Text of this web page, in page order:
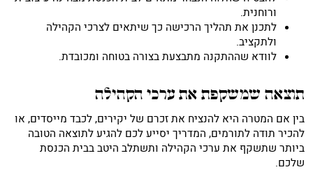
ורוחנית.
לתכנן את תהליך הרכישה כך שיתאים לצרכי הקהילה
ולתקציב.
לוודא שההתקנה מתבצעת בצורה בטוחה ומכובדת.
תוצאה שמשקפת את ערכי הקהילה
בין אם המטרה היא להנציח את זכרם של יקירים, לכבד מייסדים, או
להכיר תודה לתורמים, המדריך יסייע לכם להגיע לתוצאה הטובה
ביותר שתשקף את ערכי הקהילה ותשתלב היטב בבית הכנסת
שלכם.